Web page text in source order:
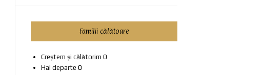
Familii călătoare
Creștem și călătorim 0
Hai departe 0